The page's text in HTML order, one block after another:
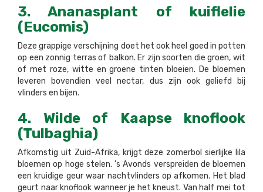
3. Ananasplant of kuiflelie
(Eucomis)
Deze grappige verschijning doet het ook heel goed in potten
op een zonnig terras of balkon. Er zijn soorten die groen, wit
of met roze, witte en groene tinten bloeien. De bloemen
leveren bovendien veel nectar, dus zijn ook geliefd bij
vlinders en bijen.
4. Wilde of Kaapse knoflook
(Tulbaghia)
Afkomstig uit Zuid-Afrika, krijgt deze zomerbol sierlijke lila
bloemen op hoge stelen. 's Avonds verspreiden de bloemen
een kruidige geur waar nachtvlinders op afkomen. Het blad
geurt naar knoflook wanneer je het kneust. Van half mei tot